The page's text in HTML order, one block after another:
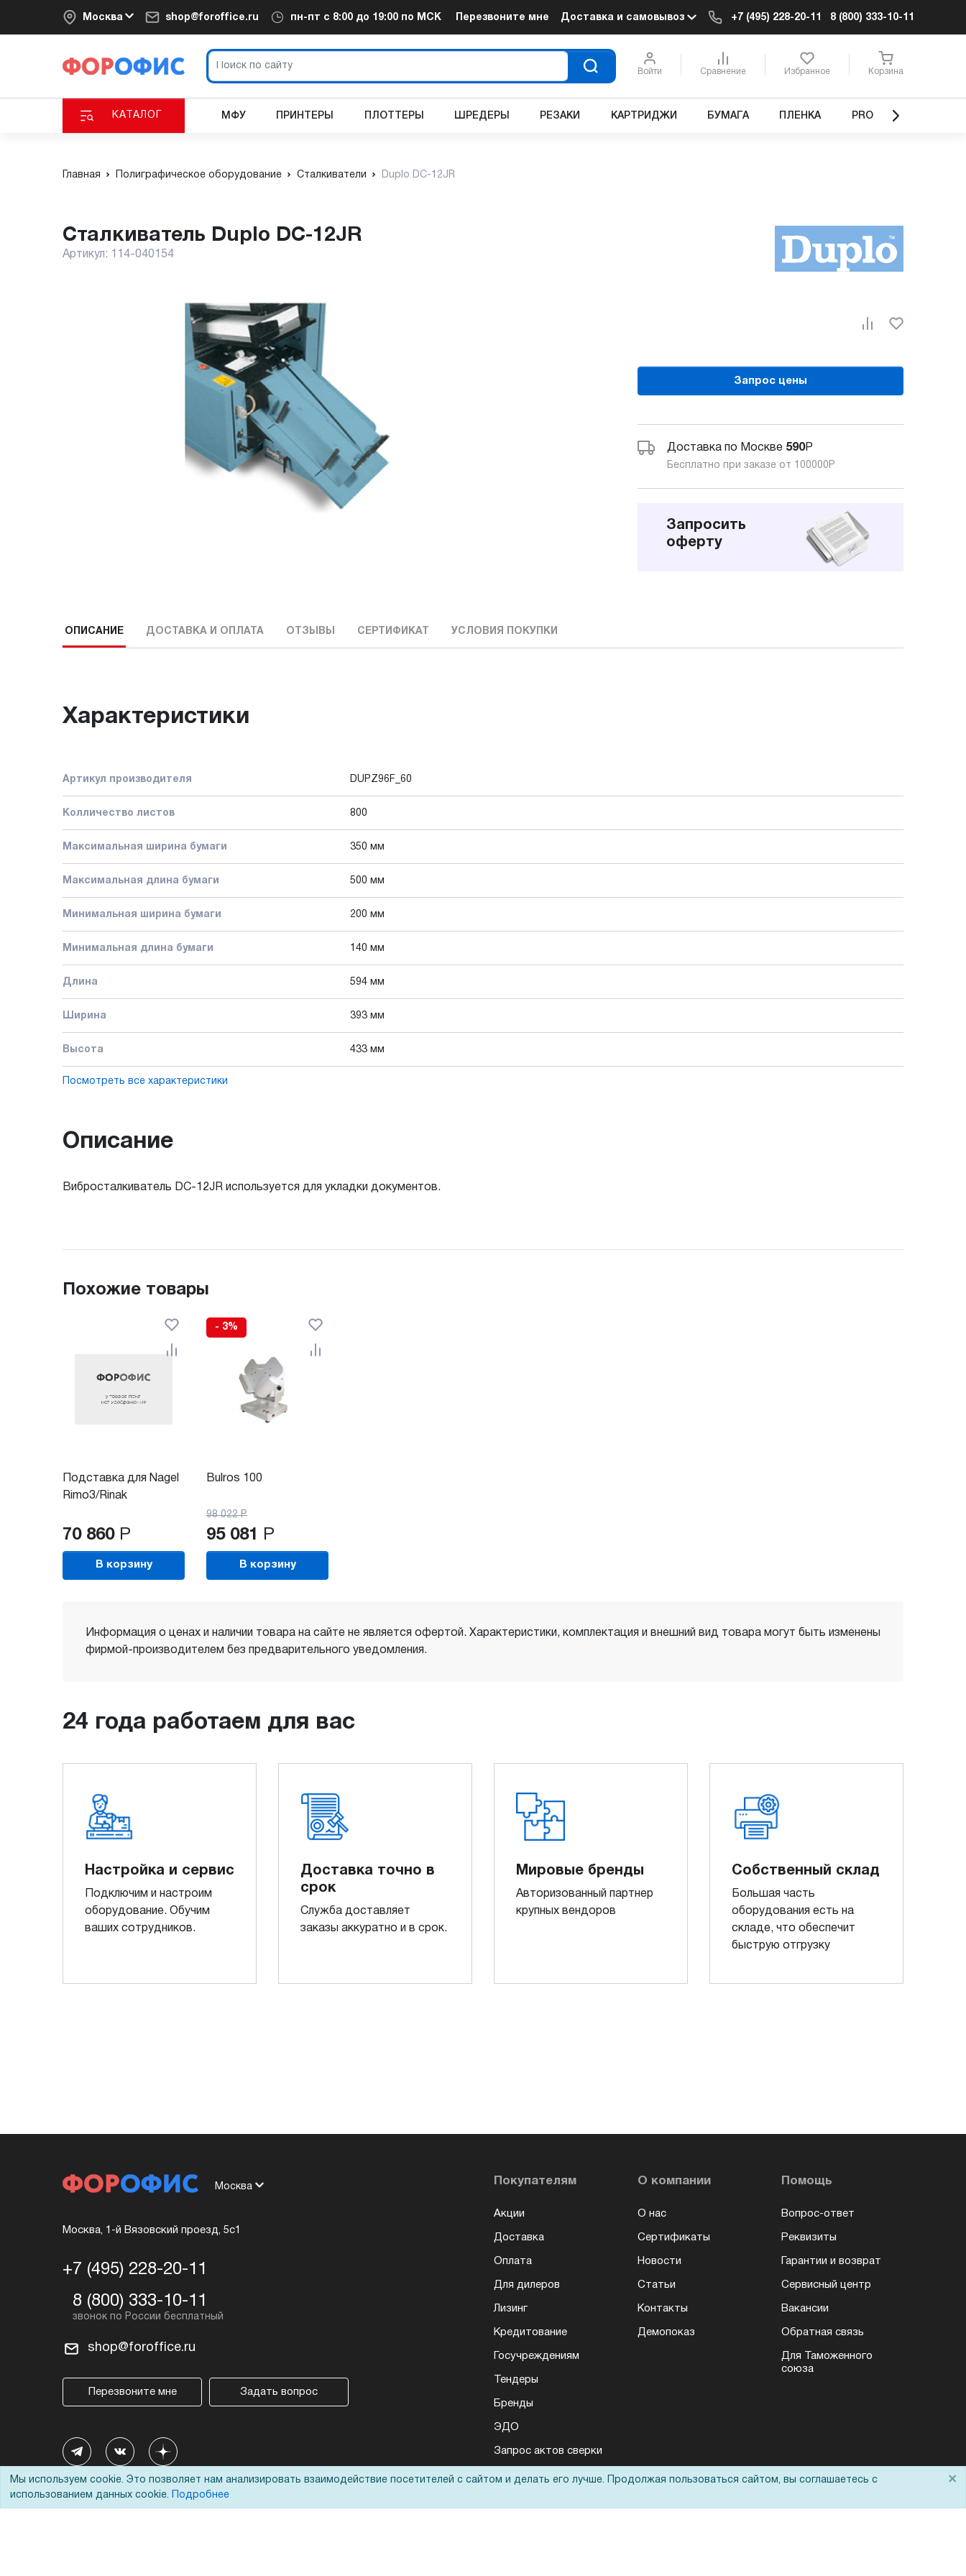
Москва shop@foroffice.ru пн-пт с 8:00 до 19:00 по МСК Перезвоните мне Доставка и самовывоз +7 (495) 228-20-11 8 (800) 333-10-11
Войти Сравнение Избранное Корзина
КАТАЛОГ МФУ ПРИНТЕРЫ ПЛОТТЕРЫ ШРЕДЕРЫ РЕЗАКИ КАРТРИДЖИ БУМАГА ПЛЕНКА PRO
Главная Полиграфическое оборудование Сталкиватели Duplo DC-12JR
Сталкиватель Duplo DC-12JR
Артикул: 114-040154
Запрос цены
Доставка по Москве 590Р
Бесплатно при заказе от 100000 Р
Запросить
оферту
ОПИСАНИЕ ДОСТАВКА И ОПЛАТА ОТЗЫВЫ СЕРТИФИКАТ УСЛОВИЯ ПОКУПКИ
Характеристики
Артикул производителя DUPZ96F_60
Колличество листов 800
Максимальная ширина бумаги 350 мм
Максимальная длина бумаги 500 мм
Минимальная ширина бумаги 200 мм
Минимальная длина бумаги 140 мм
Длина 594 мм
Ширина 393 мм
Высота 433 мм
Посмотреть все характеристики
Описание
Вибросталкиватель DC-12JR используется для укладки документов.
Похожие товары
Подставка для Nagel
Rimo3/Rinak
70 860 Р
В корзину
- 3%
Bulros 100
98 022 Р
95 081 Р
В корзину
Информация о ценах и наличии товара на сайте не является офертой. Характеристики, комплектация и внешний вид товара могут быть изменены
фирмой-производителем без предварительного уведомления.
24 года работаем для вас
Настройка и сервис
Подключим и настроим
оборудование. Обучим
ваших сотрудников.
Доставка точно в
срок
Служба доставляет
заказы аккуратно и в срок.
Мировые бренды
Авторизованный партнер
крупных вендоров
Собственный склад
Большая часть
оборудования есть на
складе, что обеспечит
быструю отгрузку
Москва
Москва, 1-й Вязовский проезд, 5с1
+7 (495) 228-20-11
8 (800) 333-10-11
shop@foroffice.ru
Перезвоните мне Задать вопрос
Покупателям
Акции
Доставка
Оплата
Для дилеров
Лизинг
Кредитование
Госучреждениям
Тендеры
Бренды
ЭДО
О компании
О нас
Сертификаты
Новости
Статьи
Контакты
Демопоказ
Помощь
Вопрос-ответ
Реквизиты
Гарантии и возврат
Сервисный центр
Вакансии
Обратная связь
Для Таможенного
союза
Запрос актов сверки
Мы используем cookie. Это позволяет нам анализировать взаимодействие посетителей с сайтом и делать его лучше. Продолжая пользоваться сайтом, вы соглашаетесь с
использованием данных cookie.
Подробнее
×